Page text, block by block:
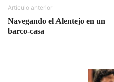
Artículo anterior
Navegando el Alentejo en un
barco-casa